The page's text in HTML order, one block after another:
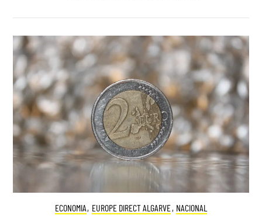
ECONOMIA, EUROPE DIRECT ALGARVE, NACIONAL